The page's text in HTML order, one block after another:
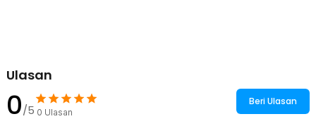
Ulasan
0/5 0 Ulasan
Beri Ulasan